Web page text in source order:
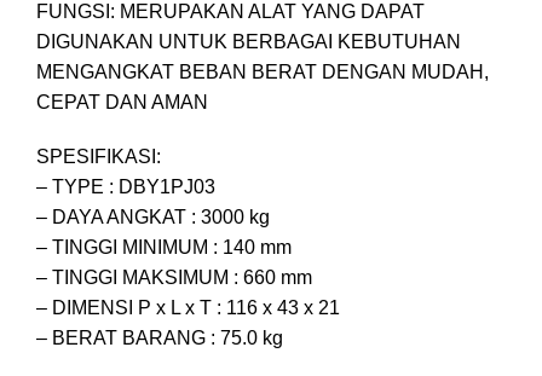
FUNGSI: MERUPAKAN ALAT YANG DAPAT
DIGUNAKAN UNTUK BERBAGAI KEBUTUHAN
MENGANGKAT BEBAN BERAT DENGAN MUDAH,
CEPAT DAN AMAN
SPESIFIKASI:
– TYPE : DBY1PJ03
– DAYA ANGKAT : 3000 kg
– TINGGI MINIMUM : 140 mm
– TINGGI MAKSIMUM : 660 mm
– DIMENSI P x L x T : 116 x 43 x 21
– BERAT BARANG : 75.0 kg